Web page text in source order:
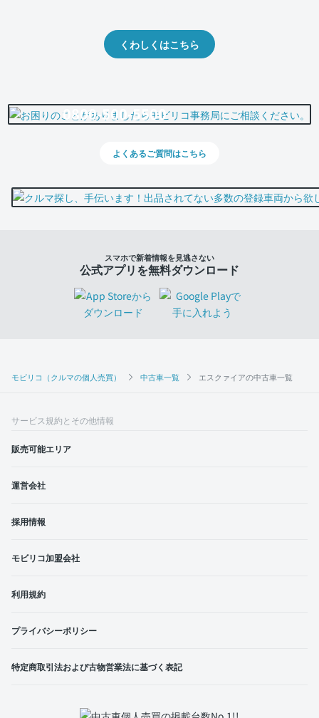
モビリコ（クルマの個人売買） 中古車一覧 エスクァイアの中古車一覧
くわしくはこちら
0800-500-5500
よくあるご質問はこちら
スマホで新着情報を見逃さない
公式アプリを無料ダウンロード
サービス規約とその他情報
販売可能エリア
運営会社
採用情報
モビリコ加盟会社
利用規約
プライバシーポリシー
特定商取引法および古物営業法に基づく表記